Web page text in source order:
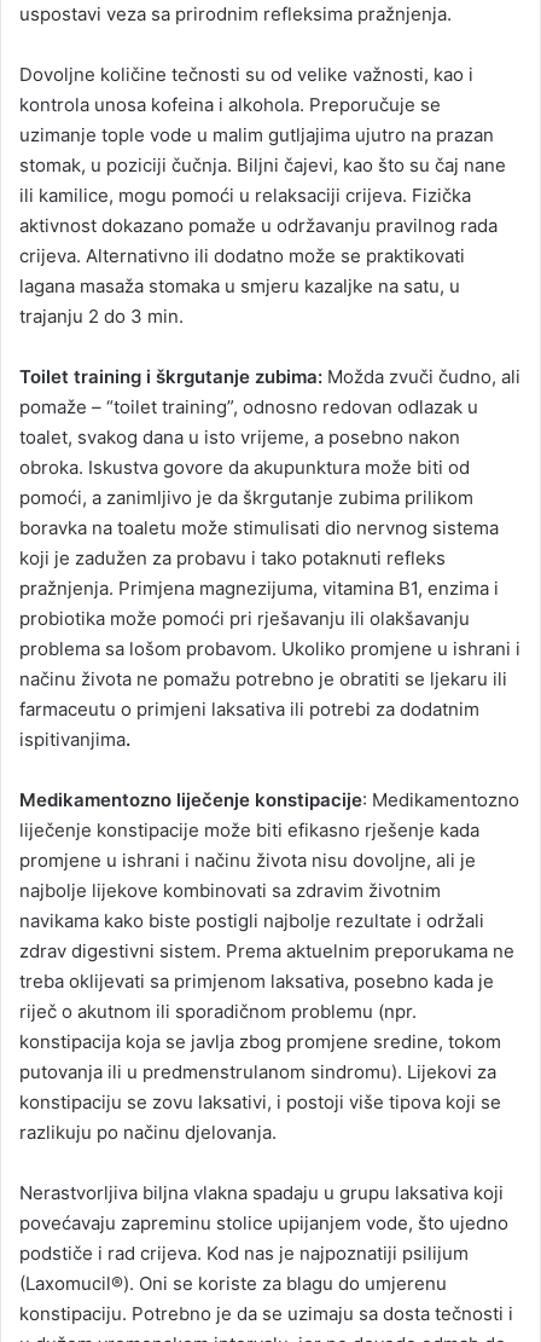
uspostavi veza sa prirodnim refleksima pražnjenja.
Dovoljne količine tečnosti su od velike važnosti, kao i
kontrola unosa kofeina i alkohola. Preporučuje se
uzimanje tople vode u malim gutljajima ujutro na prazan
stomak, u poziciji čučnja. Biljni čajevi, kao što su čaj nane
ili kamilice, mogu pomoći u relaksaciji crijeva. Fizička
aktivnost dokazano pomaže u održavanju pravilnog rada
crijeva. Alternativno ili dodatno može se praktikovati
lagana masaža stomaka u smjeru kazaljke na satu, u
trajanju 2 do 3 min.
Toilet training i škrgutanje zubima: Možda zvuči čudno, ali
pomaže – “toilet training”, odnosno redovan odlazak u
toalet, svakog dana u isto vrijeme, a posebno nakon
obroka. Iskustva govore da akupunktura može biti od
pomoći, a zanimljivo je da škrgutanje zubima prilikom
boravka na toaletu može stimulisati dio nervnog sistema
koji je zadužen za probavu i tako potaknuti refleks
pražnjenja. Primjena magnezijuma, vitamina B1, enzima i
probiotika može pomoći pri rješavanju ili olakšavanju
problema sa lošom probavom. Ukoliko promjene u ishrani i
načinu života ne pomažu potrebno je obratiti se ljekaru ili
farmaceutu o primjeni laksativa ili potrebi za dodatnim
ispitivanjima.
Medikamentozno liječenje konstipacije: Medikamentozno
liječenje konstipacije može biti efikasno rješenje kada
promjene u ishrani i načinu života nisu dovoljne, ali je
najbolje lijekove kombinovati sa zdravim životnim
navikama kako biste postigli najbolje rezultate i održali
zdrav digestivni sistem. Prema aktuelnim preporukama ne
treba oklijevati sa primjenom laksativa, posebno kada je
riječ o akutnom ili sporadičnom problemu (npr.
konstipacija koja se javlja zbog promjene sredine, tokom
putovanja ili u predmenstrulanom sindromu). Lijekovi za
konstipaciju se zovu laksativi, i postoji više tipova koji se
razlikuju po načinu djelovanja.
Nerastvorljiva biljna vlakna spadaju u grupu laksativa koji
povećavaju zapreminu stolice upijanjem vode, što ujedno
podstiče i rad crijeva. Kod nas je najpoznatiji psilijum
(Laxomucil®). Oni se koriste za blagu do umjerenu
konstipaciju. Potrebno je da se uzimaju sa dosta tečnosti i